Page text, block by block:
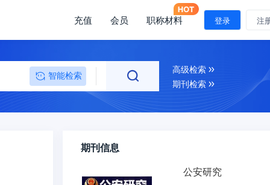
充值 会员 职称材料 登录 注
智能检索
高级检索
期刊检索
期刊信息
公安研究